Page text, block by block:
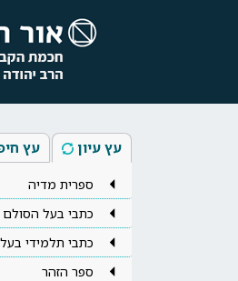
עץ עיון עץ
ספרית מדיה
כתבי בעל הסולם
כתבי תלמידי
ספר הזהר